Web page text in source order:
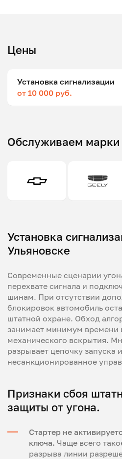
Цены
Установка сигнализации
от 10 000 руб.
Обслуживаем марки
Установка
Ульяновске
Современные сценарии
перехвате сигнала и
шинам. При отсутствии
блокировок автомобиль
штатной охране. Обход
занимает минимум времени
механического вскрытия.
разрывает цепочку запуска
несанкционированное
Признаки сбоя
защиты от угона.
Стартер не
ключа. Чаще всего
разрыва линии